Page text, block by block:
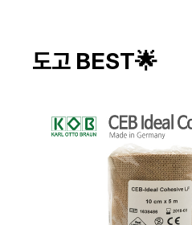
도고 BEST🌟